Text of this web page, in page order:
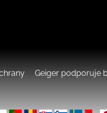
Geiger podporuje